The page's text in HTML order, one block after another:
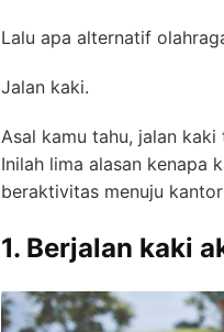
Lalu apa alternatif
Jalan kaki.
Asal kamu tahu, jalan
Inilah lima alasan kenapa
beraktivitas menuju
1. Berjalan kaki